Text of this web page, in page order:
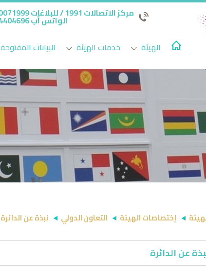
مركز الاتصالات 1991 / للبلاغات 80071999
الواتس آب 24404696
الهيئة خدمات الهيئة البيانات المفتوحة
إختصاصات الهيئة التعاون الدولي نبذة عن الدائرة
عن الدائرة